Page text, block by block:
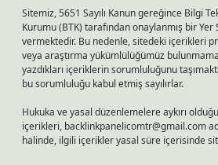
Sitemiz, 5651 Sayılı Kanun gereğince Bilgi
Kurumu (BTK) tarafından onaylanmış bir Yer
vermektedir. Bu nedenle, sitedeki içerikleri
veya araştırma yükümlülüğümüz
yazdıkları içeriklerin sorumluluğunu
bu sorumluluğu kabul etmiş sayılırlar.
Hukuka ve yasal düzenlemelere aykırı
içerikleri, backlinkpanelicomtr@gmail.com
halinde, ilgili içerikler yasal süre içerisinde